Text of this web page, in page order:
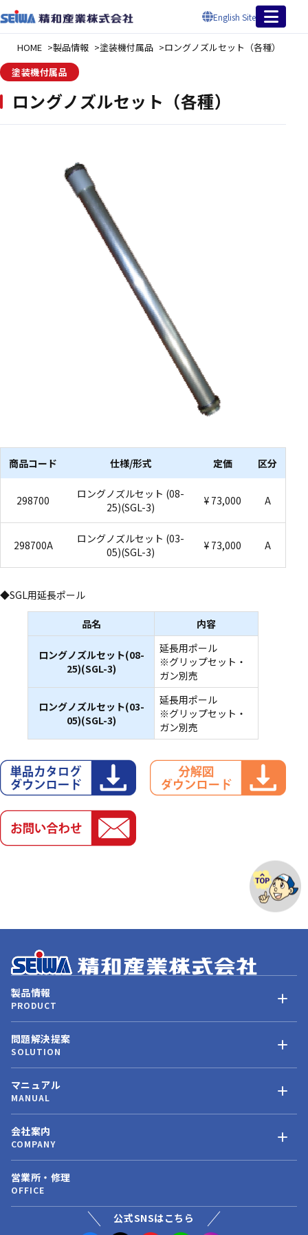
English Site
HOME 製品情報 塗装機付属品
ロングノズルセット（各種）
塗装機付属品
ロングノズルセット（各種）
商品コード 仕様/形式 定価 区分
298700
ロングノズルセット (08-
25)(SGL-3)
¥ 73,000 A
298700A
ロングノズルセット (03-
05)(SGL-3)
¥ 73,000 A
◆SGL用延長ポール
品名 内容
ロングノズルセット(08-
25)(SGL-3)
延長用ポール
※グリップセット・
ガン別売
ロングノズルセット(03-
05)(SGL-3)
延長用ポール
※グリップセット・
ガン別売
製品情報
PRODUCT
問題解決提案
SOLUTION
マニュアル
MANUAL
会社案内
COMPANY
営業所・修理
OFFICE
公式SNSはこちら